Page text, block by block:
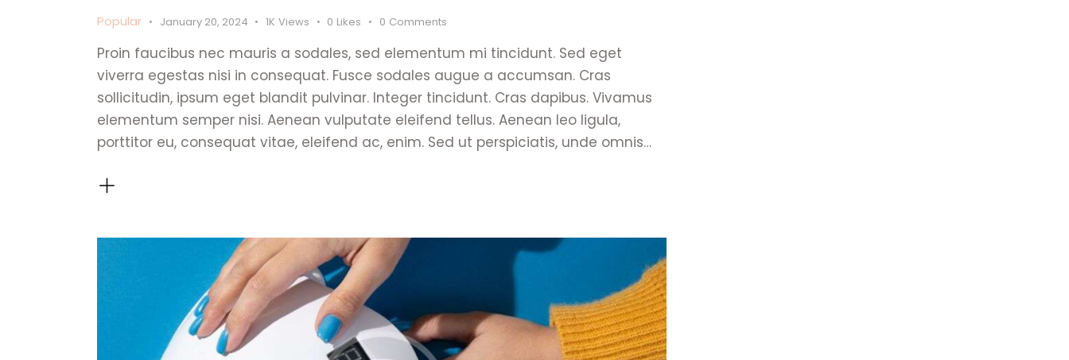
Popular January 20, 2024 1K Views 0 Likes 0 Comments
Proin faucibus nec mauris a sodales, sed elementum mi tincidunt. Sed eget
viverra egestas nisi in consequat. Fusce sodales augue a accumsan. Cras
sollicitudin, ipsum eget blandit pulvinar. Integer tincidunt. Cras dapibus. Vivamus
elementum semper nisi. Aenean vulputate eleifend tellus. Aenean leo ligula,
porttitor eu, consequat vitae, eleifend ac, enim. Sed ut perspiciatis, unde omnis…